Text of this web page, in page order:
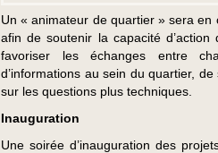
Un « animateur de quartier » sera
afin de soutenir la capacité
favoriser les échanges entre
d’informations au sein du quartier,
sur les questions plus techniques.
Inauguration
Une soirée d’inauguration des